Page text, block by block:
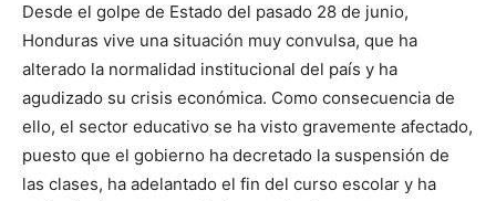
Desde el golpe de Estado del pasado 28 de junio,
Honduras vive una situación muy convulsa, que ha
alterado la normalidad institucional del país y ha
agudizado su crisis económica. Como consecuencia de
ello, el sector educativo se ha visto gravemente afectado,
puesto que el gobierno ha decretado la suspensión de
las clases, ha adelantado el fin del curso escolar y ha